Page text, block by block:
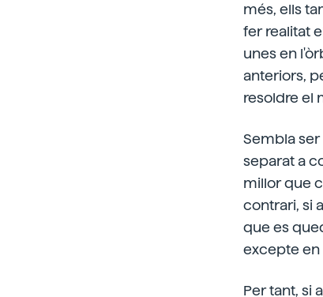
més, ells
fer realitat
unes en
anteriors,
resoldre el
Sembla
separat a
millor que
contrari, si
que es
excepte en
Per tant, si